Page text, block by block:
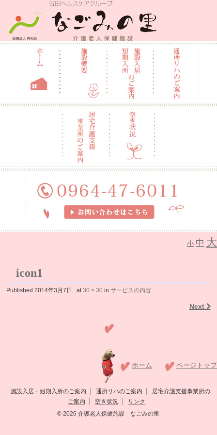
介護老人保健施設 なごみの里
小 中 大
icon1
Published2014年3月7日 at30 × 30 inサービスの内容.
Next
ホーム ページトップ
施設入居・短期入所のご案内 通所リハのご案内
居宅介護支援事業所の
ご案内
空き状況
リンク
© 2026 介護老人保健施設 なごみの里